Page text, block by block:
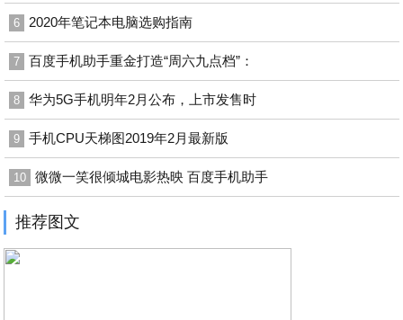
6 2020年笔记本电脑选购指南
7 百度手机助手重金打造“周六九点档”：
8 华为5G手机明年2月公布，上市发售时
9 手机CPU天梯图2019年2月最新版
10 微微一笑很倾城电影热映 百度手机助手
推荐图文